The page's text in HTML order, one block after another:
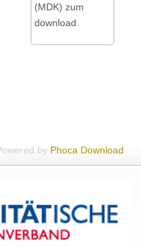
(MDK) zum
download.
by Phoca Download